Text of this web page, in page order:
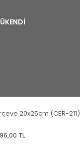
20x25cm (CER-211)
TL